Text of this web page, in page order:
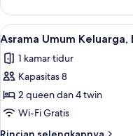
Studio,
Tempat
King
Lihat
semua
foto
untuk
Asrama
Umum
Keluarga,
6
Asrama Umum
1 kamar tidur
Kapasitas 8
2 queen dan 4 twin
Wi-Fi Gratis
Rincian